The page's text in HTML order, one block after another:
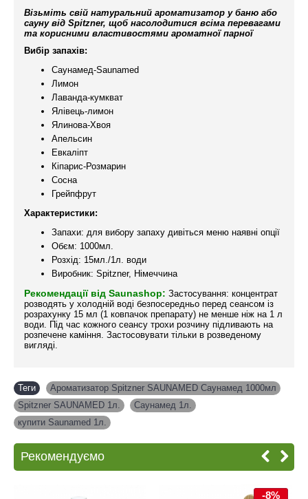
Візьміть свій натуральний ароматизатор у баню або
сауну від Spitzner, щоб насолодитися всіма перевагами
та корисними властивостями ароматної парної
Вибір запахів:
Саунамед-Saunamed
Лимон
Лаванда-кумкват
Ялівець-лимон
Ялинова-Хвоя
Апельсин
Евкаліпт
Кіпарис-Розмарин
Сосна
Грейпфрут
Характеристики:
Запахи: для вибору запаху дивіться меню наявні опції
Обєм: 1000мл.
Розхід: 15мл./1л. води
Виробник: Spitzner, Німеччина
Рекомендації від Saunashop: Застосування: концентрат
розводять у холодній воді безпосередньо перед сеансом із
розрахунку 15 мл (1 ковпачок препарату) не менше ніж на 1 л
води. Під час кожного сеансу трохи розчину підливають на
розпечене каміння. Застосовувати тільки в розведеному
вигляді.
Теги Ароматизатор Spitzner SAUNAMED Саунамед 1000мл
Spitzner SAUNAMED 1л.
Саунамед 1л.
купити Saunamed 1л.
Рекомендуємо
-8%